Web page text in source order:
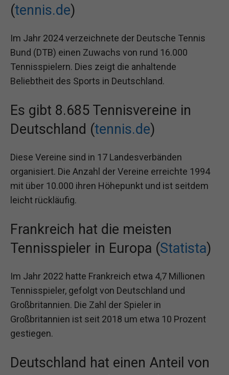
(tennis.de)
Im Jahr 2024 verzeichnete der Deutsche Tennis
Bund (DTB) einen Zuwachs von rund 16.000
Tennisspielern. Dies zeigt die anhaltende
Beliebtheit des Sports in Deutschland.
Es gibt 8.685 Tennisvereine in
Deutschland (tennis.de)
Diese Vereine sind in 17 Landesverbänden
organisiert. Die Anzahl der Vereine erreichte 1994
mit über 10.000 ihren Höhepunkt und ist seitdem
leicht rückläufig.
Frankreich hat die meisten
Tennisspieler in Europa (Statista)
Im Jahr 2022 hatte Frankreich etwa 4,7 Millionen
Tennisspieler, gefolgt von Deutschland und
Großbritannien. Die Zahl der Spieler in
Großbritannien ist seit 2018 um etwa 10 Prozent
gestiegen.
Deutschland hat einen Anteil von